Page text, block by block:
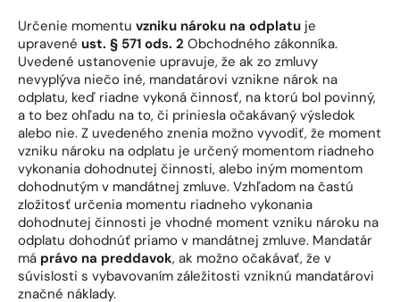
Určenie momentu vzniku nároku na odplatu je
upravené ust. § 571 ods. 2 Obchodného zákonníka.
Uvedené ustanovenie upravuje, že ak zo zmluvy
nevyplýva niečo iné, mandatárovi vznikne nárok na
odplatu, keď riadne vykoná činnosť, na ktorú bol povinný,
a to bez ohľadu na to, či priniesla očakávaný výsledok
alebo nie. Z uvedeného znenia možno vyvodiť, že moment
vzniku nároku na odplatu je určený momentom riadneho
vykonania dohodnutej činnosti, alebo iným momentom
dohodnutým v mandátnej zmluve. Vzhľadom na častú
zložitosť určenia momentu riadneho vykonania
dohodnutej činnosti je vhodné moment vzniku nároku na
odplatu dohodnúť priamo v mandátnej zmluve. Mandatár
má právo na preddavok, ak možno očakávať, že v
súvislosti s vybavovaním záležitosti vzniknú mandatárovi
značné náklady.